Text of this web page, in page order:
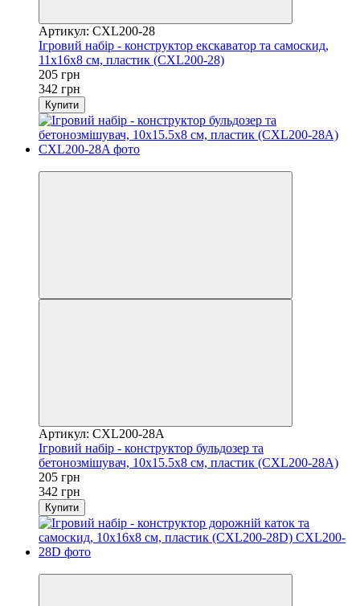
Артикул: CXL200-28
Ігровий набір - конструктор екскаватор та самоскид,
11x16x8 см, пластик (CXL200-28)
205 грн
342 грн
Купити
Артикул: CXL200-28A
Ігровий набір - конструктор бульдозер та
бетонозмішувач, 10x15.5x8 см, пластик (CXL200-28A)
205 грн
342 грн
Купити